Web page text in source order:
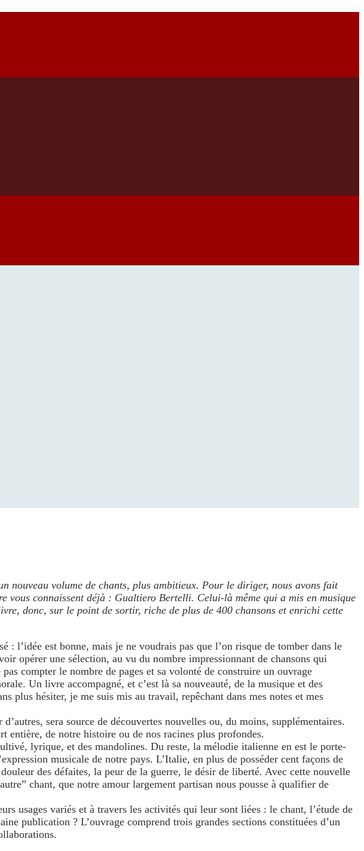
nouveau volume de chants, plus ambitieux. Pour le diriger, nous avons fait
vous connaissent déjà : Gualtiero Bertelli. Celui-là même qui a mis en musique
donc, sur le point de sortir, riche de plus de 400 chansons et enrichi cette
: l’idée est bonne, mais je ne voudrais pas que l’on risque de tomber dans le
opérer une sélection, au vu du nombre impressionnant de chansons qui
compter le nombre de pages et sa volonté de construire un ouvrage
Un livre accompagné, et c’est là sa nouveauté, de la musique et des
plus hésiter, je me suis mis au travail, repêchant dans mes notes et mes
sera source de découvertes nouvelles ou, du moins, supplémentaires.
entière, de notre histoire ou de nos racines plus profondes.
lyrique, et des mandolines. Du reste, la mélodie italienne en est le porte-
musicale de notre pays. L’Italie, en plus de posséder cent façons de
des défaites, la peur de la guerre, le désir de liberté. Avec cette nouvelle
chant, que notre amour largement partisan nous pousse à qualifier de
usages variés et à travers les activités qui leur sont liées : le chant, l’étude de
publication ? L’ouvrage comprend trois grandes sections constituées d’un